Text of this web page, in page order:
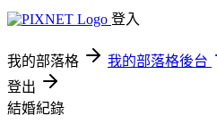
登入
我的部落格 我的部落格後台
登出
結婚紀錄